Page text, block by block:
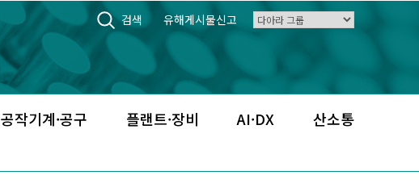
검색 유해게시물신고
공작기계·공구 플랜트·장비 AI·DX 산소통